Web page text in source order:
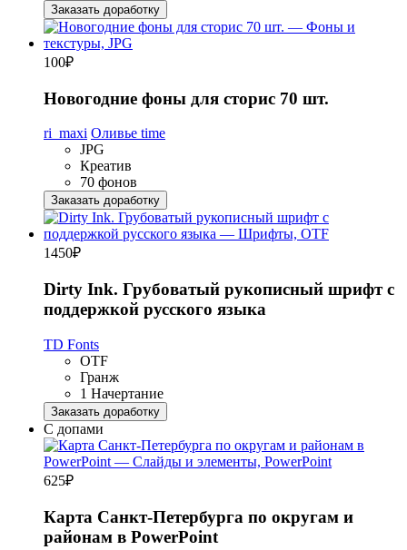
Заказать доработку
100₽
Новогодние фоны для сторис 70 шт.
ri_maxi Оливье time
JPG
Креатив
70 фонов
Заказать доработку
1450₽
Dirty Ink. Грубоватый рукописный шрифт с
поддержкой русского языка
TD Fonts
OTF
Гранж
1 Начертание
Заказать доработку
С допами
625₽
Карта Санкт-Петербурга по округам и
районам в PowerPoint